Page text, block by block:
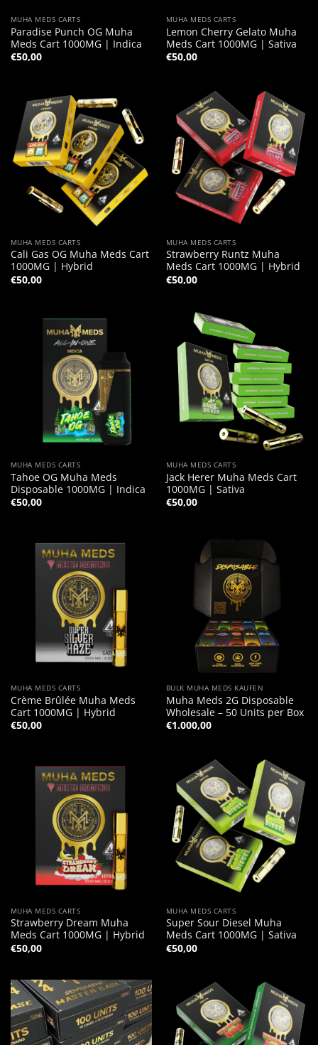
MUHA MEDS CARTS
Paradise Punch OG Muha
Meds Cart 1000MG | Indica
€50,00
MUHA MEDS CARTS
Lemon Cherry Gelato Muha
Meds Cart 1000MG | Sativa
€50,00
MUHA MEDS CARTS
Cali Gas OG Muha Meds Cart
1000MG | Hybrid
€50,00
MUHA MEDS CARTS
Strawberry Runtz Muha
Meds Cart 1000MG | Hybrid
€50,00
MUHA MEDS CARTS
Tahoe OG Muha Meds
Disposable 1000MG | Indica
€50,00
MUHA MEDS CARTS
Jack Herer Muha Meds Cart
1000MG | Sativa
€50,00
MUHA MEDS CARTS
Crème Brûlée Muha Meds
Cart 1000MG | Hybrid
€50,00
BULK MUHA MEDS KAUFEN
Muha Meds 2G Disposable
Wholesale – 50 Units per Box
€1.000,00
MUHA MEDS CARTS
Strawberry Dream Muha
Meds Cart 1000MG | Hybrid
€50,00
MUHA MEDS CARTS
Super Sour Diesel Muha
Meds Cart 1000MG | Sativa
€50,00